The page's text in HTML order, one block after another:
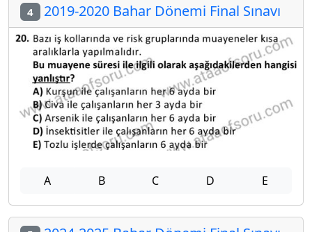
4 2019-2020 Bahar Dönemi Final Sınavı
A B C D E